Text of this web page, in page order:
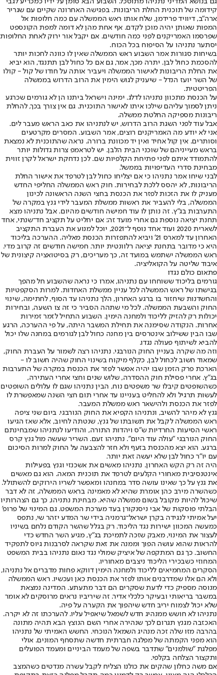
קידומה של תוכנית החלת הריבונות. בפגישה האחרונה שקיים עם שגריר
ארה"ב, דיוויד פרידמן, שלח אותו ראש הממשלה עם כמה חלופות אל
המפות שאותן יהיה מוכן לקדם. אף אחת מהן לא דומה למפת הקונספט
שפרסמו האמריקנים לפני כמה חודשים. אם יקבל אור ירוק לאחת החלופות
יסתער נתניהו על הסיפוח בכל הכוח.
בשיחות סגורות אמר השבוע ראש הממשלה שאין לו כוונה לחכות יותר
להסכמת כחול לבן. יתרה מכך, אמר, גם אם כל כחול לבן תתנגד, הוא יביא
את החלת הריבונות לאישור הממשלה ויעביר אותה על חודו של קול - קולו
של השר יועז הנדל - שיעניק לגוש הימין את הרוב הדרוש בממשלה
הפריטטית.
על הכנסת מתכוון נתניהו לדלג. ימינה וישראל ביתנו הן לא גורמים שכרגע
ניתן לסמוך עליהם שילכו איתו לאישור התוכנית. גם אין צורך בכך, להחלת
ריבונות מספיקה החלטת ממשלה.
אבל עוד לפני השגת הרוב הדרוש, יש לנתניהו את כאב הראש מעבר לים.
אני לא יודע מה האמריקנים רוצים, אמר השבוע. המסרים מקרטעים
וסותרים. אין קול אחיד ואין יד מכוונת ברורה. נראה שהתוכנית לא נמצאת
בראש מעייניהם של שוכני הבית הלבן. יש לטראמפ צרות גדולות יותר
להתמודד איתם לפני פתיחת הקלפיות שם. לכן נדחקת ישראל לקרן זווית
מבחינת סדרי העדיפויות בממשל.
לבני שיחו אמר נתניהו כי אם יצליחו כחול לבן לטרפד את אישור החלת
הריבונות, לא יהסס ללכת לבחירות. חוק ראש הממשלה החליפי החדש
מעניק לו את הזכות לפזר את הכנסת בחצי השנה הראשונה לכינון
הממשלה, בלי להעביר את ראשות ממשלת המעבר לידי גנץ במקרה של
התערבות בג"ץ. זה נותן לו עוד חמישה חודשים מהיום. אבל נתניהו מצא
תחנת יציאה נוספת גם אחרי מועד זה: אם יחליט על תקציב חד־שנתי, אחד
לשארית 2020 ועוד אחד נוסף ל־2021, יוכל למנוע את העברת התקציב
האחרון עד למארס 21' ויביא להתפזרות הכנסת מאליה. ההערכה בליכוד
היא כי מדובר בתחנת יציאה רלוונטית יותר. חמישה חודשים זה קרוב מדי.
ראש הממשלה ישתמש במועד זה, כך מעריכים, רק בסיטואציה קיצונית של
איבוד שליטה על הקואליציה.
פתאום כולם נגדו
גורמים בליכוד ששוחחו עם נתניהו, אמרו כי נראה שהשבוע חל מהפך
בגישתו של ראש הממשלה לכל עניין ממשלת האחדות. למרות הסקפטיות
והחשדנות שיחזור בו ברגע האחרון, הלך נתניהו עד הסוף, לחתימה, שינוי
החוק והשבעת הממשלה. לכל מי שתהה הסביר כי זה צו השעה, ובחירות
יכולות רק להזיק לליכוד ולמחנה הימין. השבוע התחיל לזמר זמירות
אחרות. הנקודה שסימנה את תחילת המשבר היתה, על פי ההערכה, הרגע
שבו הבין ששילוב אינטרסים בין מחנה כחול לבן לגורמים במחנה שלו יכול
להביא לשיתוף פעולה נגדו.
וזה מה שקרה בעניין החוק הנורבגי. נתניהו רצה לשמור על העברת החוק,
שמאוד חשוב לכחול לבן, כקלף מיקוח בשינוי החוק שהיה חשוב לו -
הארכת פרק הזמן שבו יהיה אפשר לפזר את הכנסת במקרה של התערבות
בג"ץ. אחרי פסילת חוק ההסדרה, שלוש שנים וחצי אחרי העתירה,
כשהשופטים קיבלו שר משפטים נוח, הבין נתניהו שגם לו עלולים השופטים
לעשות תרגיל ולא להחליט בעניינו עד אחרי תום חצי השנה שמאפשרת לו
לפזר את הכנסת ולהישאר ראש ממשלת המעבר.
גנץ לא מיהר להשיב, ונתניהו הקפיא את החוק הנורבגי. ביום שני ציפה
ראש הממשלה לקבל את תשובתו של גנץ, שנטתה לחיוב, אלא שאז הגיעו
ראשי הסיעות החרדיות ש"ס ויהדות התורה, והודיעו לנתניהו שמבחינתם
החוק הנורבגי "עולה עוד היום". נתניהו זעם. השריר שעשה מול גנץ קרס
ברגע. הוא יצא מהכנסת בזעף ולא חזר להצבעה על החוק למרות הסיכום
עם יו"ר כחול לבן שלא יעשה זאת יותר.
היה זה רק הקש האחרון. נתניהו מאשים את אשכנזי וגנץ בפעילות
אינטנסיבית מאחורי הקלעים לטרפד את תוכנית המאה. הוא גם מאשים
את גנץ על כך שאינו עושה סדר במחנהו ומאפשר לשריו הירוקים להשתולל.
כשהשרה מירב כהן אומרת שהיא לא מאמינה בראש הממשלה, זה לא דבר
שיכול להיות מקובל בשום ממשלה שהיא. מבחינת נתניהו, כך גם הצהרותיו
הבלתי פוסקות של אבי ניסנקורן בעד מערכת המשפט. גם המינוי של פרופ'
יעל אמיתי לנגידה בקרן ישראל־גרמניה בידי שר המדע יזהר שי, נתפס
כמעשה המכוון ישירות נגד הליכוד. רק בגלל שהשר הקודם נלחם בשיניו
לעצור את המינוי, מאבק שזכה לתמיכת בג"ץ, מגיע השר החדש כדי
להראות שהוא עושה הפוך וממנה את זאת שקראה לסרבנות גיוס לתפקיד
החשוב. כך גם המתקפה של איציק שמולי נגד נאום נתניהו בבית המשפט
המחוזי כשבכירי הליכוד ניצבים מאחוריו.
הסקרים המחמיאים לליכוד ולמחנה הימין דווקא פחות מדברים אל נתניהו,
ולא הם אלו שמדרבנים אותו לפזר את הכנסת כאן ועכשיו. ראש הממשלה
מנוסה מספיק כדי לדעת שסקרים הם דבר מתעתע. המדינה נמצאת
במשבר בריאותי ובעיקר כלכלי אדיר. זה שיריביו נראים מרוסקים לא אומר
שלא יכול לצמוח יריב חדש שיהפוך את הקערה על פיה.
נתניהו לא חושש ממנהיג חדש לשמאל שיאפיל עליו. להערכתו זה לא יקרה.
האכזבה מגנץ תגרום לכך שנהירה אחרי השם הנוצץ הבא תהיה מתונה
בהרבה מזו שלה זכה מנהיג השמאל הנוכחי. החשש האמיתי של נתניהו
הוא מפני הקמתה של מפלגה חברתית חדשה שתסחף המונים. אולי
מפלגת "שולמנים" שתדבר בשפה של מעמד הביניים ומעמד הפועלים
ותקצור הצלחה בקלפי.
אם משה כחלון שהקים את כולנו הצליח לקבל עשרה מנדטים כשהמצב